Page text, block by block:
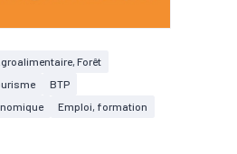
Forêt
BTP
Emploi, formation